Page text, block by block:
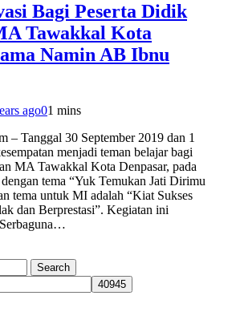
Bagi Peserta Didik
Tawakkal Kota
Namin AB Ibnu
ago01 mins
– Tanggal 30 September 2019 dan 1
menjadi teman belajar bagi
MA Tawakkal Kota Denpasar, pada
tema “Yuk Temukan Jati Dirimu
tema untuk MI adalah “Kiat Sukses
dan Berprestasi”. Kegiatan ini